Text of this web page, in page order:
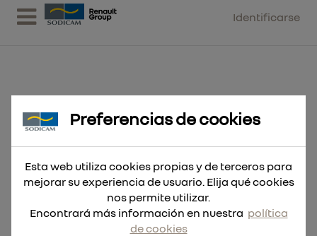
Identificarse
Broca SDS-Plus M2 7x160
Preferencias de cookies
Esta web utiliza cookies propias y de terceros para
mejorar su experiencia de usuario. Elija qué cookies
nos permite utilizar.
Encontrará más información en nuestra política
de cookies